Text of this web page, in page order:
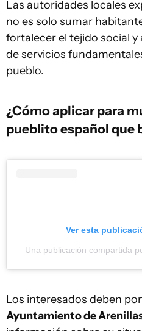
Las autoridades locales
no es solo sumar
fortalecer el tejido social
de servicios
pueblo.
¿Cómo aplicar para
pueblito español que
Ver esta
Una publicación compartida
Los interesados deben
Ayuntamiento de